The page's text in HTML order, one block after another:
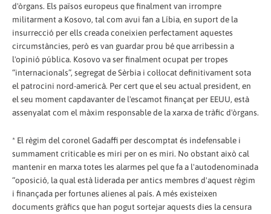
d'òrgans. Els països europeus que finalment van irrompre
militarment a Kosovo, tal com avui fan a Líbia, en suport de la
insurrecció per ells creada coneixien perfectament aquestes
circumstàncies, però es van guardar prou bé que arribessin a
l'opinió pública. Kosovo va ser finalment ocupat per tropes
“internacionals”, segregat de Sèrbia i col·locat definitivament sota
el patrocini nord-americà. Per cert que el seu actual president, en
el seu moment capdavanter de l'escamot finançat per EEUU, està
assenyalat com el màxim responsable de la xarxa de tràfic d'òrgans.
* El règim del coronel Gadaffi per descomptat és indefensable i
summament criticable es miri per on es miri. No obstant això cal
mantenir en marxa totes les alarmes pel que fa a l'autodenominada
“oposició, la qual està liderada per antics membres d'aquest règim
i finançada per fortunes alienes al país. A més existeixen
documents gràfics que han pogut sortejar aquests dies la censura